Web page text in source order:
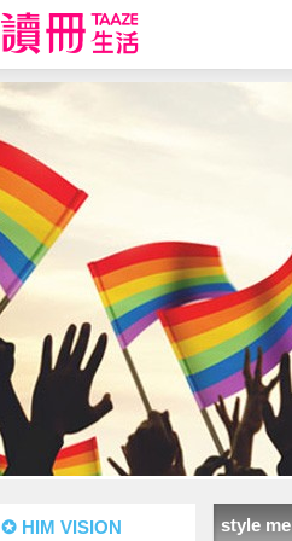
✪ HIM VISION style